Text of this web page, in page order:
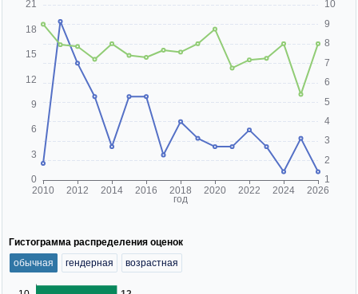
Гистограмма распределения оценок
обычная
гендерная возрастная